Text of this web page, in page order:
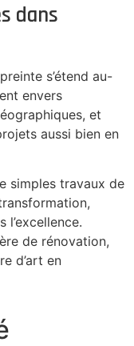
dans
s’étend au-
envers
et
aussi bien en
simples travaux de
l’excellence.
de rénovation,
d’art en